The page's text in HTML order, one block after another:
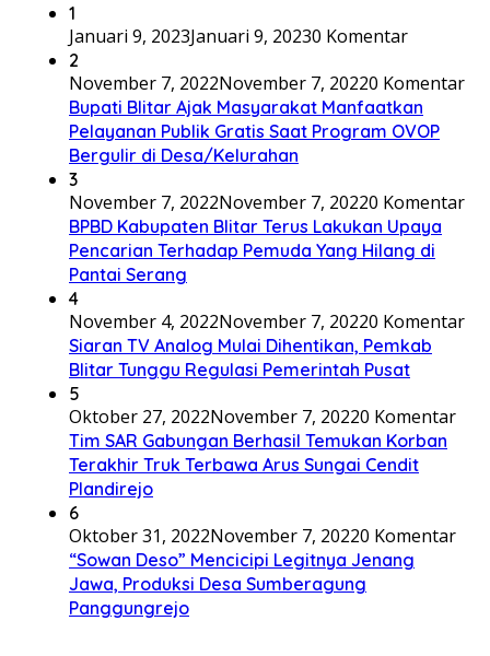
1
Januari 9, 2023Januari 9, 20230 Komentar
2
November 7, 2022November 7, 20220 Komentar
Bupati Blitar Ajak Masyarakat Manfaatkan
Pelayanan Publik Gratis Saat Program OVOP
Bergulir di Desa/Kelurahan
3
November 7, 2022November 7, 20220 Komentar
BPBD Kabupaten Blitar Terus Lakukan Upaya
Pencarian Terhadap Pemuda Yang Hilang di
Pantai Serang
4
November 4, 2022November 7, 20220 Komentar
Siaran TV Analog Mulai Dihentikan, Pemkab
Blitar Tunggu Regulasi Pemerintah Pusat
5
Oktober 27, 2022November 7, 20220 Komentar
Tim SAR Gabungan Berhasil Temukan Korban
Terakhir Truk Terbawa Arus Sungai Cendit
Plandirejo
6
Oktober 31, 2022November 7, 20220 Komentar
“Sowan Deso” Mencicipi Legitnya Jenang
Jawa, Produksi Desa Sumberagung
Panggungrejo